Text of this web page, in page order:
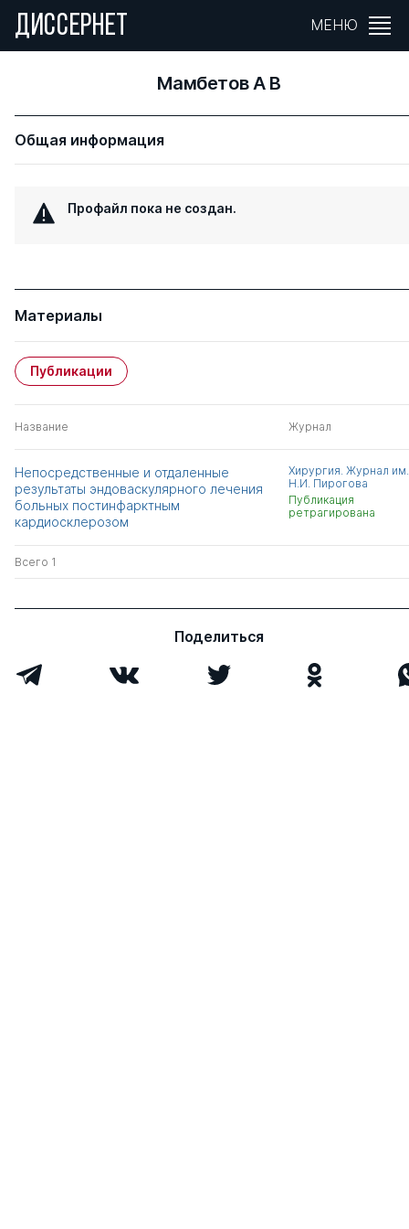
ДИССЕРНЕТ МЕНЮ
Мамбетов А В
Общая информация
Профайл пока не создан.
Материалы
Публикации
Название Журнал
Непосредственные и отдаленные
результаты эндоваскулярного лечения
больных постинфарктным
кардиосклерозом
Хирургия. Журнал им.
Н.И. Пирогова
Публикация
ретрагирована
Всего 1
Поделиться